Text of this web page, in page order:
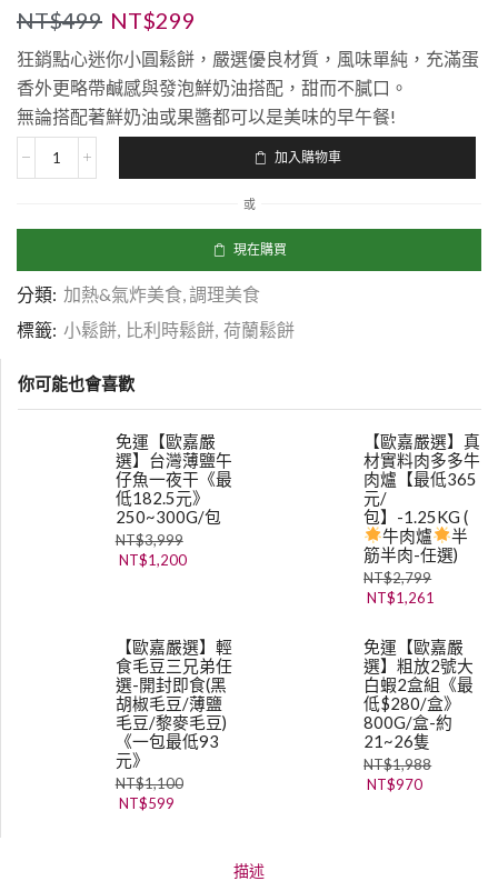
NT$499 NT$299
狂銷點心迷你小圓鬆餅，嚴選優良材質，風味單純，充滿蛋
香外更略帶鹹感與發泡鮮奶油搭配，甜而不膩口。
無論搭配著鮮奶油或果醬都可以是美味的早午餐!
加入購物車
或
現在購買
分類: 加熱&氣炸美食 調理美食
標籤: 小鬆餅 比利時鬆餅 荷蘭鬆餅
你可能也會喜歡
免運【歐嘉嚴
選】台灣薄鹽午
仔魚一夜干《最
低182.5元》
250~300G/包
NT$3,999
NT$1,200
【歐嘉嚴選】真
材實料肉多多牛
肉爐【最低365
元/
包】-1.25KG (
牛肉爐
半
筋半肉-任選)
NT$2,799
NT$1,261
【歐嘉嚴選】輕
食毛豆三兄弟任
選-開封即食(黑
胡椒毛豆/薄鹽
毛豆/黎麥毛豆)
《一包最低93
元》
NT$1,100
NT$599
免運【歐嘉嚴
選】粗放2號大
白蝦2盒組《最
低$280/盒》
800G/盒-約
21~26隻
NT$1,988
NT$970
描述